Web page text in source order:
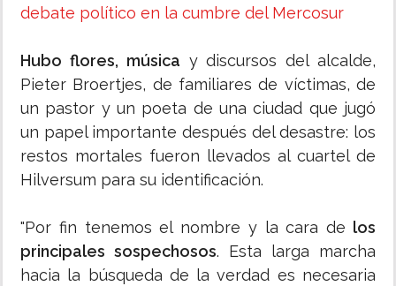
debate político en la cumbre del Mercosur
Hubo flores, música y discursos del alcalde,
Pieter Broertjes, de familiares de víctimas, de
un pastor y un poeta de una ciudad que jugó
un papel importante después del desastre: los
restos mortales fueron llevados al cuartel de
Hilversum para su identificación.
"Por fin tenemos el nombre y la cara de los
principales sospechosos. Esta larga marcha
hacia la búsqueda de la verdad es necesaria